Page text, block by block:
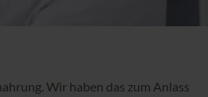
Wir haben das zum Anlass